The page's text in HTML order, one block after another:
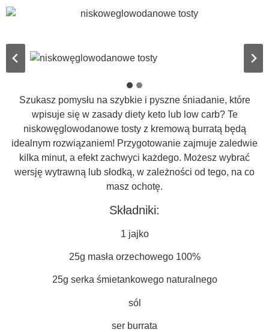
Szukasz pomysłu na szybkie i pyszne śniadanie, które
wpisuje się w zasady diety keto lub low carb? Te
niskowęglowodanowe tosty z kremową burratą będą
idealnym rozwiązaniem! Przygotowanie zajmuje zaledwie
kilka minut, a efekt zachwyci każdego. Możesz wybrać
wersję wytrawną lub słodką, w zależności od tego, na co
masz ochotę.
Składniki:
1 jajko
25g masła orzechowego 100%
25g serka śmietankowego naturalnego
sól
ser burrata